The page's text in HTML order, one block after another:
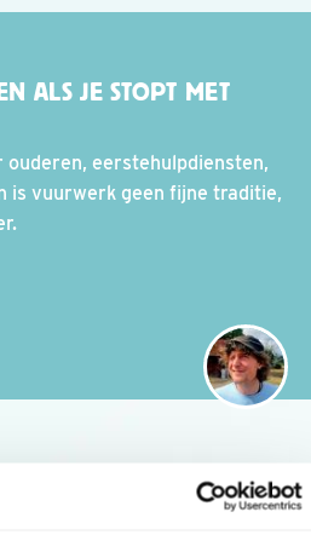
ALS JE STOPT MET
ouderen, eerstehulpdiensten,
is vuurwerk geen fijne traditie,